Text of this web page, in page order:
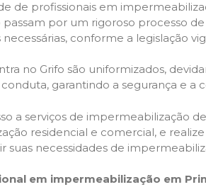
de profissionais em
por um rigoroso processo
conforme a legislação
no Grifo são uniformizados,
garantindo a segurança e a
a serviços de impermeabilização
residencial e comercial, e
suas necessidades de
em impermeabilização em